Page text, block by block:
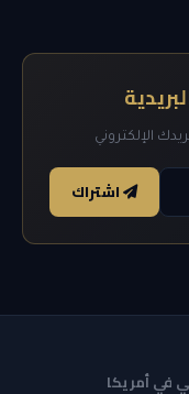
الإلكتروني
اشتراك
في أمريكا